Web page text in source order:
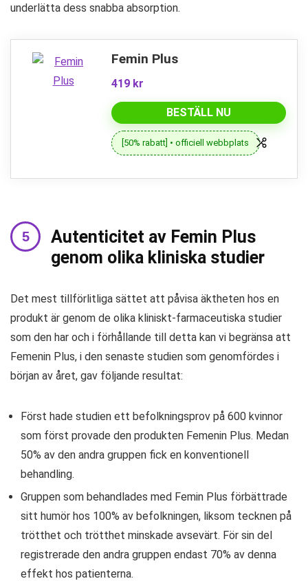
underlätta dess snabba absorption.
Femin Plus
419 kr
BESTÄLL NU
[50% rabatt] • officiell webbplats
Autenticitet av Femin Plus
genom olika kliniska studier
Det mest tillförlitliga sättet att påvisa äktheten hos en
produkt är genom de olika kliniskt-farmaceutiska studier
som den har och i förhållande till detta kan vi begränsa att
Femenin Plus, i den senaste studien som genomfördes i
början av året, gav följande resultat:
Först hade studien ett befolkningsprov på 600 kvinnor
som först provade den produkten Femenin Plus. Medan
50% av den andra gruppen fick en konventionell
behandling.
Gruppen som behandlades med Femin Plus förbättrade
sitt humör hos 100% av befolkningen, liksom tecknen på
trötthet och trötthet minskade avsevärt. För sin del
registrerade den andra gruppen endast 70% av denna
effekt hos patienterna.